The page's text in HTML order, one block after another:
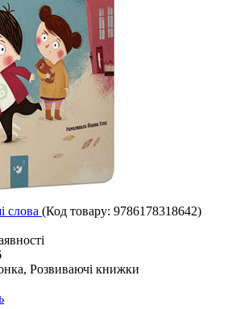
слова (Код товару: 9786178318642)
Розвиваючі книжки